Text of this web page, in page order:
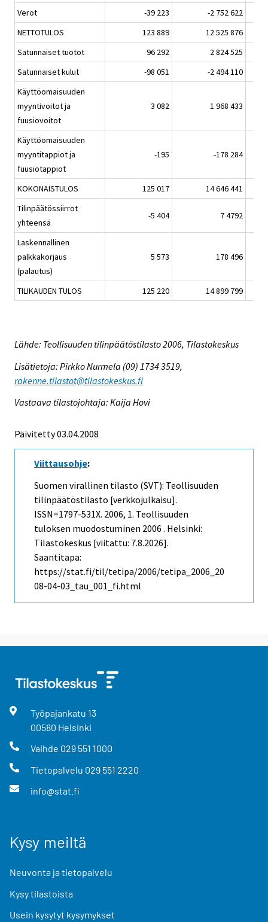
Verot -39 223
-2 752 622
NETTOTULOS
123 889
12 525 876
Satunnaiset tuotot
96 292
2 824 525
Satunnaiset kulut
-98 051
-2 494 110
Käyttöomaisuuden
myyntivoitot ja
fuusiovoitot
3 082 1 968 433
Käyttöomaisuuden
myyntitappiot ja
fuusiotappiot
-195 -178 284
KOKONAISTULOS 125 017
14 646 441
Tilinpäätössiirrot
yhteensä
-5 404 7 4792
Laskennallinen
palkkakorjaus
(palautus)
5 573 178 496
TILIKAUDEN TULOS 125 220 14 899 799
Lähde: Teollisuuden tilinpäätöstilasto 2006, Tilastokeskus
Lisätietoja: Pirkko Nurmela (09) 1734 3519,
rakenne.tilastot@tilastokeskus.fi
Vastaava tilastojohtaja: Kaija Hovi
Päivitetty 03.04.2008
Viittausohje:
Suomen virallinen tilasto (SVT): Teollisuuden
tilinpäätöstilasto [verkkojulkaisu].
ISSN=1797-531X. 2006, 1. Teollisuuden
tuloksen muodostuminen 2006 . Helsinki:
Tilastokeskus [viitattu: 7.8.2026].
Saantitapa:
https://stat.fi/til/tetipa/2006/tetipa_2006_20
08-04-03_tau_001_fi.html
Työpajankatu 13
00580 Helsinki
Vaihde 029 551 1000
Tietopalvelu 029 551 2220
info@stat.fi
Kysy meiltä
Neuvonta ja tietopalvelu
Kysy tilastoista
Usein kysytyt kysymykset